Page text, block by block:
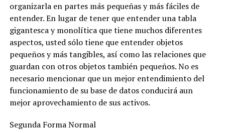
organizarla en partes más pequeñas y más fáciles de
entender. En lugar de tener que entender una tabla
gigantesca y monolítica que tiene muchos diferentes
aspectos, usted sólo tiene que entender objetos
pequeños y más tangibles, así como las relaciones que
guardan con otros objetos también pequeños. No es
necesario mencionar que un mejor entendimiento del
funcionamiento de su base de datos conducirá aun
mejor aprovechamiento de sus activos.
Segunda Forma Normal